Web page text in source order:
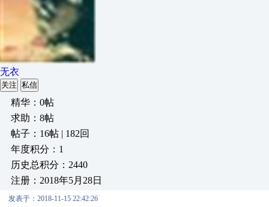
无衣
关注 私信
精华：0帖
求助：8帖
帖子：16帖 | 182回
年度积分：1
历史总积分：2440
注册：2018年5月28日
发表于：2018-11-15 22:42:26